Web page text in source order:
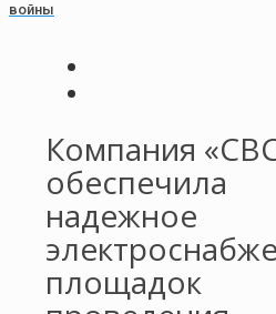
войны
Компания
обеспечила
надежное
площадок